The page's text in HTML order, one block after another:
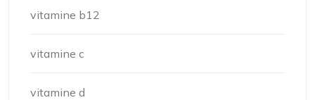
vitamine b12
vitamine c
vitamine d